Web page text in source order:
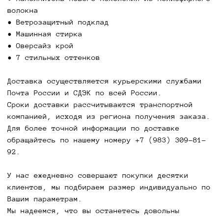
подтверждающие покупку в нашем магазине.
Вернуть покупку из розничного магазина вы
можете там же, по адресу - г. Новосибирск, ул.
приобретен через интернет - обратитесь к
менеджеру в социальной сети, в которой был
оформлен заказ.
Обмен и возврат возможен в течение 7 дней.
Бомбер Светло-серый -
нежная и универсальная
куртка на межсезонье
волокна
• Ветрозащитный подклад
• Машинная стирка
• Оверсайз крой
• 7 стильных оттенков
Доставка осуществляется курьерскими службами
Почта России и СДЭК по всей России.
Сроки доставки рассчитываются транспортной
компанией, исходя из региона получения заказа.
Для более точной информации по доставке
обращайтесь по нашему номеру +7 (983) 309-81-
92.
У нас ежедневно совершают покупки десятки
клиентов, мы подбираем размер индивидуально по
Вашим параметрам.
Мы надеемся, что вы останетесь довольны